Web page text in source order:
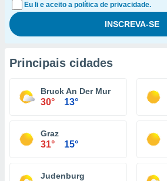
Eu li e aceito a política de privacidade.
Principais cidades
Bruck An Der Mur
30° 13°
Graz
31° 15°
Judenburg